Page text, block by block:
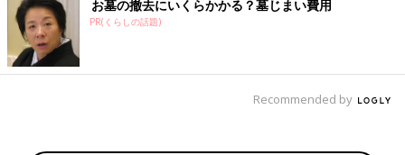
お墓の撤去にいくらかかる？墓じまい費用
PR(くらしの話題)
Recommended by